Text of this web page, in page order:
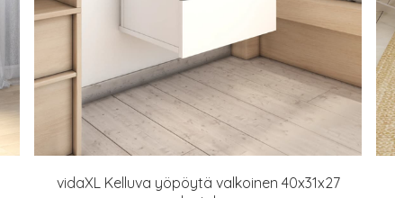
vidaXL Kelluva yöpöytä valkoinen 40x31x27